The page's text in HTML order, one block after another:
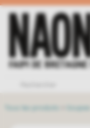
Tous les produits Soupes